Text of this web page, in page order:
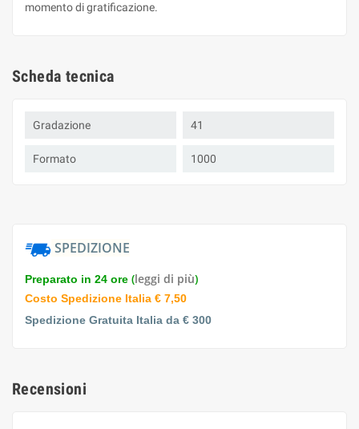
momento di gratificazione.
Scheda tecnica
Gradazione 41
Formato 1000
SPEDIZIONE
Preparato in 24 ore (leggi di più)
Costo Spedizione Italia € 7,50
Spedizione Gratuita Italia da € 300
Recensioni